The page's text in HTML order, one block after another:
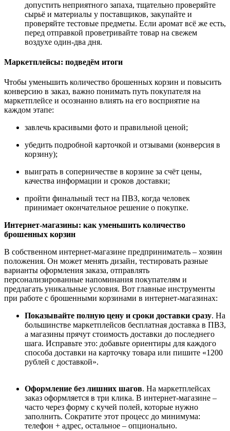
допустить неприятного запаха, тщательно проверяйте
сырьё и материалы у поставщиков, закупайте и
проверяйте тестовые предметы. Если аромат всё же есть,
перед отправкой проветривайте товар на свежем
воздухе один-два дня.
Маркетплейсы: подведём итоги
Чтобы уменьшить количество брошенных корзин и повысить
конверсию в заказ, важно понимать путь покупателя на
маркетплейсе и осознанно влиять на его восприятие на
каждом этапе:
завлечь красивыми фото и правильной ценой;
убедить подробной карточкой и отзывами (конверсия в
корзину);
выиграть в соперничестве в корзине за счёт цены,
качества информации и сроков доставки;
пройти финальный тест на ПВЗ, когда человек
принимает окончательное решение о покупке.
Интернет-магазины: как уменьшить количество
брошенных корзин
В собственном интернет-магазине предприниматель – хозяин
положения. Он может менять дизайн, тестировать разные
варианты оформления заказа, отправлять
персонализированные напоминания покупателям и
предлагать уникальные условия. Вот главные инструменты
при работе с брошенными корзинами в интернет-магазинах:
Показывайте полную цену и сроки доставки сразу. На
большинстве маркетплейсов бесплатная доставка в ПВЗ,
а магазины прячут стоимость доставки до последнего
шага. Исправьте это: добавьте ориентиры для каждого
способа доставки на карточку товара или пишите «1200
рублей с доставкой».
Оформление без лишних шагов. На маркетплейсах
заказ оформляется в три клика. В интернет-магазине –
часто через форму с кучей полей, которые нужно
заполнить. Сократите этот процесс до минимума:
телефон + адрес, остальное – опционально.